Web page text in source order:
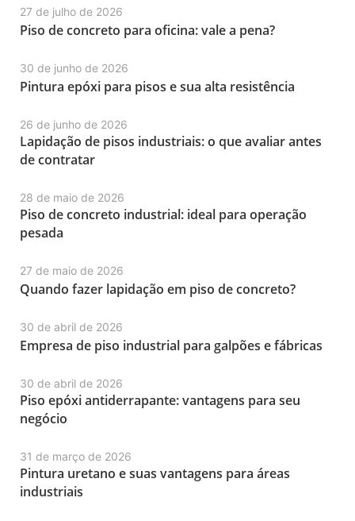
27 de julho de 2026
Piso de concreto para oficina: vale a pena?
30 de junho de 2026
Pintura epóxi para pisos e sua alta resistência
26 de junho de 2026
Lapidação de pisos industriais: o que avaliar antes
de contratar
28 de maio de 2026
Piso de concreto industrial: ideal para operação
pesada
27 de maio de 2026
Quando fazer lapidação em piso de concreto?
30 de abril de 2026
Empresa de piso industrial para galpões e fábricas
30 de abril de 2026
Piso epóxi antiderrapante: vantagens para seu
negócio
31 de março de 2026
Pintura uretano e suas vantagens para áreas
industriais